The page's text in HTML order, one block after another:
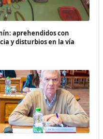
aprehendidos con
y disturbios en la vía